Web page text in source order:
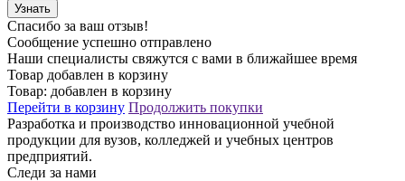
Узнать
Спасибо за ваш отзыв!
Сообщение успешно отправлено
Наши специалисты свяжутся с вами в ближайшее время
Товар добавлен в корзину
Товар: добавлен в корзину
Перейти в корзину Продолжить покупки
Разработка и производство инновационной учебной
продукции для вузов, колледжей и учебных центров
предприятий.
Следи за нами